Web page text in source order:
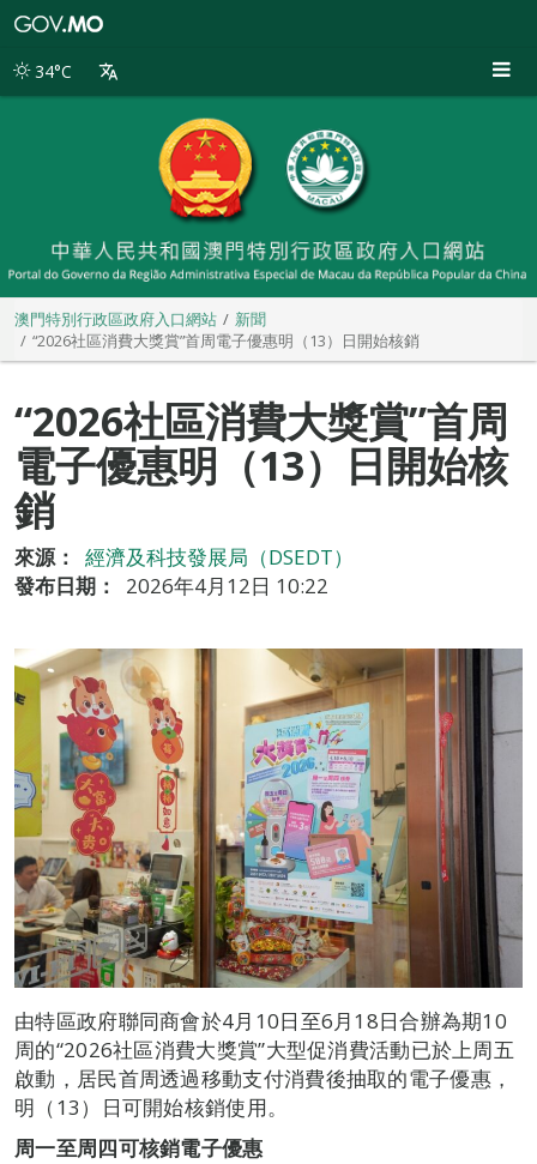
別
34°C
澳門特別行政區政府入口網站
新聞
“2026社區消費大獎賞”首周電子優惠明（13）日開始核銷
“2026社區消費大獎賞”首周
電子優惠明（13）日開始核
銷
來源：
經濟及科技發展局（DSEDT）
發布日期：
2026年4月12日 10:22
由特區政府聯同商會於4月10日至6月18日合辦為期10
周的“2026社區消費大獎賞”大型促消費活動已於上周五
啟動，居民首周透過移動支付消費後抽取的電子優惠，
明（13）日可開始核銷使用。
周一至周四可核銷電子優惠